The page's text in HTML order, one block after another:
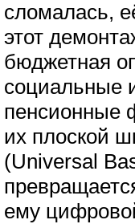
сломалась,
этот
бюджетная
социальные
пенсионные
их плоской
(Universal
ему